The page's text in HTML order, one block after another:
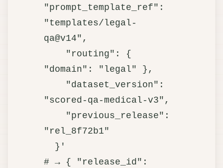
"prompt_template_ref":
"templates/legal-
qa@v14",
"domain": "legal" },
"scored-qa-medical-v3",
"rel_8f72b1"
# → { "release_id":